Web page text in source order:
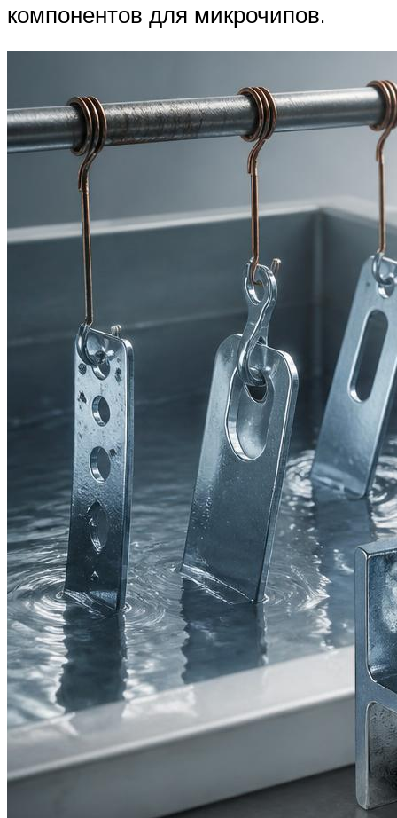
компонентов для микрочипов.